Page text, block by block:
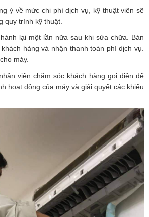
ý về mức chi phí dịch vụ, kỹ thuật viên sẽ
quy trình kỹ thuật.
lại một lần nữa sau khi sửa chữa. Bàn
hàng và nhận thanh toán phí dịch vụ.
máy.
viên chăm sóc khách hàng gọi điện để
hoạt động của máy và giải quyết các khiếu